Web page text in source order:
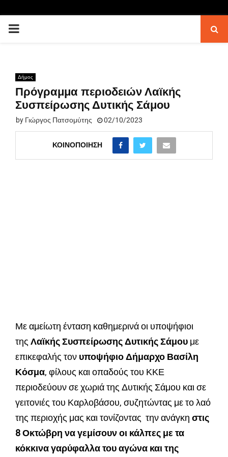
PRIMARY
Δήμος
Πρόγραμμα περιοδειών Λαϊκής
Συσπείρωσης Δυτικής Σάμου
by Γιώργος Πατσομύτης 02/10/2023
ΚΟΙΝΟΠΟΊΗΣΗ
Με αμείωτη ένταση καθημερινά οι υποψήφιοι
της Λαϊκής Συσπείρωσης Δυτικής Σάμου με
επικεφαλής τον υποψήφιο Δήμαρχο Βασίλη
Κόσμα, φίλους και οπαδούς του ΚΚΕ
περιοδεύουν σε χωριά της Δυτικής Σάμου και σε
γειτονιές του Καρλοβάσου, συζητώντας με το λαό
της περιοχής μας και τονίζοντας την ανάγκη στις
8 Οκτώβρη να γεμίσουν οι κάλπες με τα
κόκκινα γαρύφαλλα του αγώνα και της